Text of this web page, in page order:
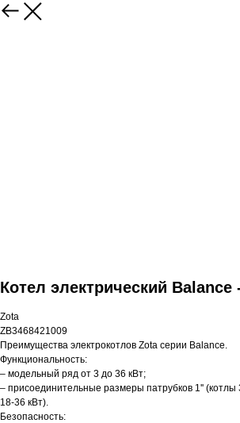
Котел электрический Balance
Zota
ZB3468421009
Преимущества электрокотлов Zota серии Balance.
Функциональность:
– модельный ряд от 3 до 36 кВт;
– присоединительные размеры патрубков 1'' (котлы
18-36 кВт).
Безопасность: